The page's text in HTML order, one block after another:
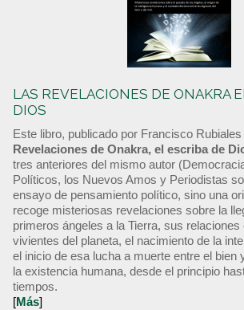
LAS REVELACIONES DE ONAKRA
DIOS
Este libro, publicado por Francisco
Revelaciones de Onakra, el escriba de
tres anteriores del mismo autor
Políticos, los Nuevos Amos y Periodistas
ensayo de pensamiento político, sino una
recoge misteriosas revelaciones sobre la
primeros ángeles a la Tierra, sus
vivientes del planeta, el nacimiento de la
el inicio de esa lucha a muerte entre el bien
la existencia humana, desde el principio
tiempos.
[Más]